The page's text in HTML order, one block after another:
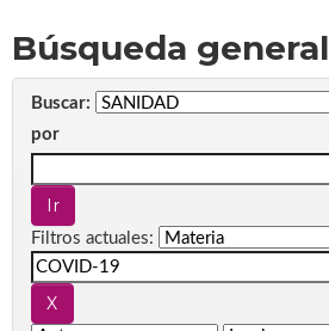
Búsqueda general
Buscar:
por
Filtros actuales: